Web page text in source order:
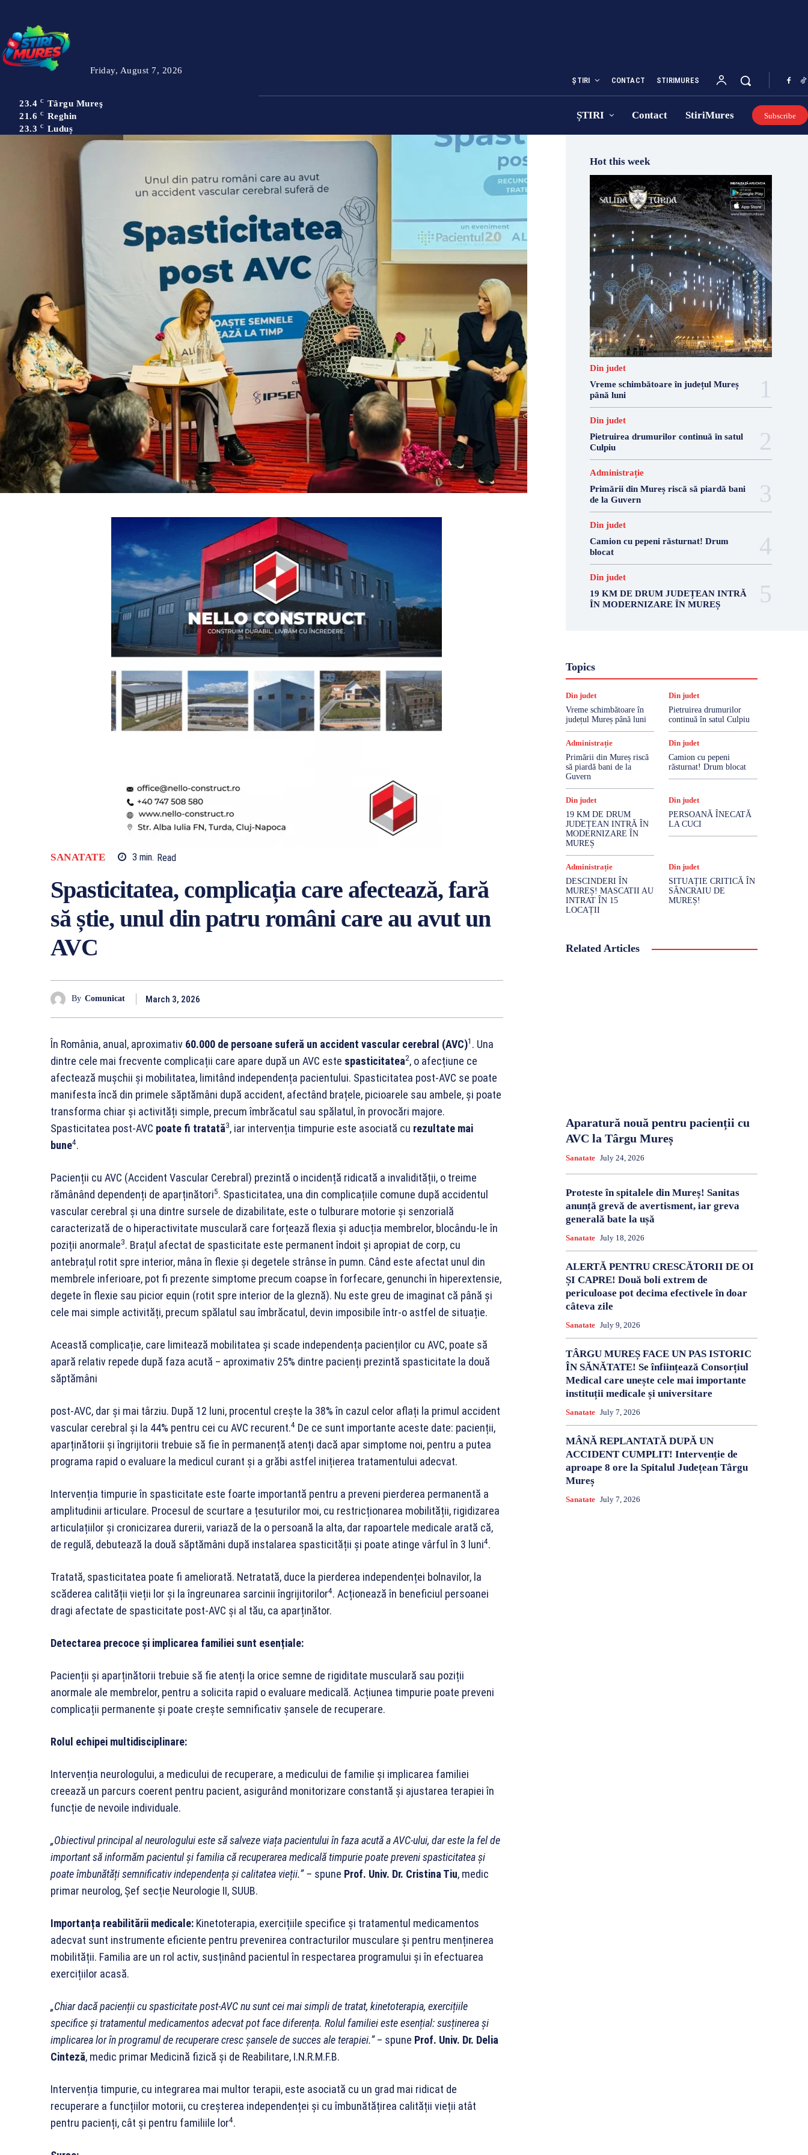
Friday, August 7, 2026
23.4 C
Târgu Mureş
21.6
C
Reghin
23.3
C Luduș
ȘTIRI CONTACT STIRIMURES
ȘTIRI Contact StiriMures Subscribe
SANATATE 3 min. Read
Spasticitatea, complicația care afectează, fară
să știe, unul din patru români care au avut un
AVC
By Comunicat March 3, 2026
În România, anual, aproximativ 60.000 de persoane suferă un accident vascular cerebral (AVC)1 . Una
dintre cele mai frecvente complicații care apare după un AVC este spasticitatea2, o afecțiune ce
afectează mușchii și mobilitatea, limitând independența pacientului. Spasticitatea post-AVC se poate
manifesta încă din primele săptămâni după accident, afectând brațele, picioarele sau ambele, și poate
transforma chiar și activități simple, precum îmbrăcatul sau spălatul, în provocări majore.
Spasticitatea post-AVC poate fi tratată3, iar intervenția timpurie este asociată cu rezultate mai
bune4.
Pacienții cu AVC (Accident Vascular Cerebral) prezintă o incidență ridicată a invalidității, o treime
rămânând dependenți de aparținători5. Spasticitatea, una din complicațiile comune după accidentul
vascular cerebral și una dintre sursele de dizabilitate, este o tulburare motorie și senzorială
caracterizată de o hiperactivitate musculară care forțează flexia și aducția membrelor, blocându-le în
poziții anormale3. Brațul afectat de spasticitate este permanent îndoit și apropiat de corp, cu
antebrațul rotit spre interior, mâna în flexie și degetele strânse în pumn. Când este afectat unul din
membrele inferioare, pot fi prezente simptome precum coapse în forfecare, genunchi în hiperextensie,
degete în flexie sau picior equin (rotit spre interior de la gleznă). Nu este greu de imaginat că până și
cele mai simple activități, precum spălatul sau îmbrăcatul, devin imposibile într-o astfel de situație.
Această complicație, care limitează mobilitatea și scade independența pacienților cu AVC, poate să
apară relativ repede după faza acută – aproximativ 25% dintre pacienți prezintă spasticitate la două
săptămâni
post-AVC, dar și mai târziu. După 12 luni, procentul crește la 38% în cazul celor aflați la primul accident
vascular cerebral și la 44% pentru cei cu AVC recurent.4 De ce sunt importante aceste date: pacienții,
aparținătorii și îngrijitorii trebuie să fie în permanență atenți dacă apar simptome noi, pentru a putea
programa rapid o evaluare la medicul curant și a grăbi astfel inițierea tratamentului adecvat.
Intervenția timpurie în spasticitate este foarte importantă pentru a preveni pierderea permanentă a
amplitudinii articulare. Procesul de scurtare a țesuturilor moi, cu restricționarea mobilității, rigidizarea
articulațiilor și cronicizarea durerii, variază de la o persoană la alta, dar rapoartele medicale arată că,
de regulă, debutează la două săptămâni după instalarea spasticității și poate atinge vârful în 3 luni4.
Tratată, spasticitatea poate fi ameliorată. Netratată, duce la pierderea independenței bolnavilor, la
scăderea calității vieții lor și la îngreunarea sarcinii îngrijitorilor4. Acționează în beneficiul persoanei
dragi afectate de spasticitate post-AVC și al tău, ca aparținător.
Detectarea precoce și implicarea familiei sunt esențiale:
Pacienții și aparținătorii trebuie să fie atenți la orice semne de rigiditate musculară sau poziții
anormale ale membrelor, pentru a solicita rapid o evaluare medicală. Acțiunea timpurie poate preveni
complicații permanente și poate crește semnificativ șansele de recuperare.
Rolul echipei multidisciplinare:
Intervenția neurologului, a medicului de recuperare, a medicului de familie și implicarea familiei
creează un parcurs coerent pentru pacient, asigurând monitorizare constantă și ajustarea terapiei în
funcție de nevoile individuale.
„Obiectivul principal al neurologului este să salveze viața pacientului în faza acută a AVC-ului, dar este la fel de
important să informăm pacientul și familia că recuperarea medicală timpurie poate preveni spasticitatea și
poate îmbunătăți semnificativ independența și calitatea vieții.” – spune Prof. Univ. Dr. Cristina Tiu, medic
primar neurolog, Șef secție Neurologie II, SUUB.
Importanța reabilitării medicale: Kinetoterapia, exercițiile specifice și tratamentul medicamentos
adecvat sunt instrumente eficiente pentru prevenirea contracturilor musculare și pentru menținerea
mobilității. Familia are un rol activ, susținând pacientul în respectarea programului și în efectuarea
exercițiilor acasă.
„Chiar dacă pacienții cu spasticitate post-AVC nu sunt cei mai simpli de tratat, kinetoterapia, exercițiile
specifice și tratamentul medicamentos adecvat pot face diferența. Rolul familiei este esențial: susținerea și
implicarea lor în programul de recuperare cresc șansele de succes ale terapiei.”– spune Prof. Univ. Dr. Delia
Cinteză, medic primar Medicină fizică și de Reabilitare, I.N.R.M.F.B.
Intervenția timpurie, cu integrarea mai multor terapii, este asociată cu un grad mai ridicat de
recuperare a funcțiilor motorii, cu creșterea independenței și cu îmbunătățirea calității vieții atât
pentru pacienți, cât și pentru familiile lor4.
Hot this week
Din judet
Vreme schimbătoare în județul Mureș
până luni
Din judet
Pietruirea drumurilor continuă în satul
Culpiu
Administrație
Primării din Mureș riscă să piardă bani
de la Guvern
Din judet
Camion cu pepeni răsturnat! Drum
blocat
Din judet
19 KM DE DRUM JUDEȚEAN INTRĂ
ÎN MODERNIZARE ÎN MUREȘ
Topics
Din judet
Vreme schimbătoare în
județul Mureș până luni
Din judet
Pietruirea drumurilor
continuă în satul Culpiu
Administrație
Primării din Mureș riscă
să piardă bani de la
Guvern
Din judet
Camion cu pepeni
răsturnat! Drum blocat
Din judet
19 KM DE DRUM
JUDEȚEAN INTRĂ ÎN
MODERNIZARE ÎN
MUREȘ
Din judet
PERSOANĂ ÎNECATĂ
LA CUCI
Administrație
DESCINDERI ÎN
MUREȘ! MASCATII AU
INTRAT ÎN 15
LOCAȚII
Din judet
SITUAȚIE CRITICĂ ÎN
SÂNCRAIU DE
MUREȘ!
Related Articles
Aparatură nouă pentru pacienții cu
AVC la Târgu Mureș
Sanatate July 24, 2026
Proteste în spitalele din Mureș! Sanitas
anunță grevă de avertisment, iar greva
generală bate la ușă
Sanatate July 18, 2026
ALERTĂ PENTRU CRESCĂTORII DE OI
ȘI CAPRE! Două boli extrem de
periculoase pot decima efectivele în doar
câteva zile
Sanatate July 9, 2026
TÂRGU MUREȘ FACE UN PAS ISTORIC
ÎN SĂNĂTATE! Se înființează Consorțiul
Medical care unește cele mai importante
instituții medicale și universitare
Sanatate July 7, 2026
MÂNĂ REPLANTATĂ DUPĂ UN
ACCIDENT CUMPLIT! Intervenție de
aproape 8 ore la Spitalul Județean Târgu
Mureș
Sanatate July 7, 2026